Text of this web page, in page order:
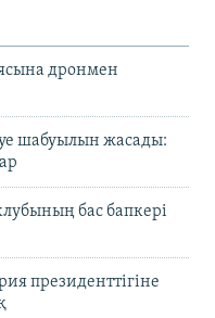
дронмен
шабуылын жасады:
бас бапкері
президенттігіне